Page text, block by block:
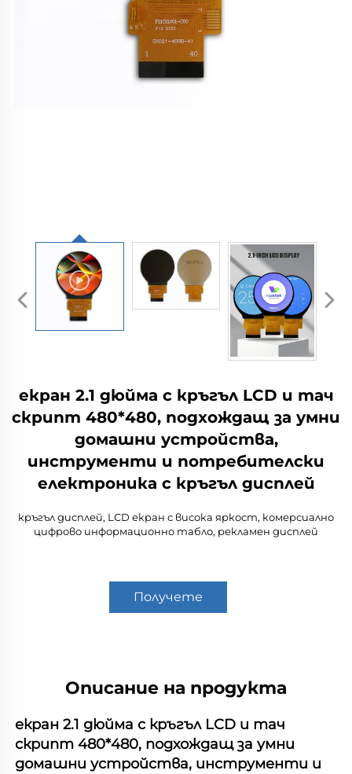
екран 2.1 дюйма с кръгъл LCD и тач
скрипт 480*480, подхождащ за умни
домашни устройства,
инструменти и потребителски
електроника с кръгъл дисплей
кръгъл дисплей, LCD екран с висока яркост, комерсиално
цифрово информационно табло, рекламен дисплей
Получете
Описание на продукта
екран 2.1 дюйма с кръгъл LCD и тач
скрипт 480*480, подхождащ за умни
домашни устройства, инструменти и